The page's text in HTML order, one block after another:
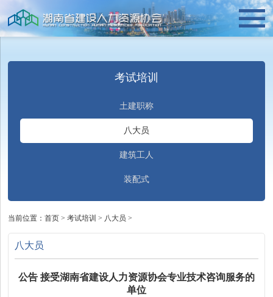
考试培训
土建职称
八大员
建筑工人
装配式
当前位置：首页 >考试培训 > 八大员 >
八大员
公告 接受湖南省建设人力资源协会专业技术咨询服务的
单位